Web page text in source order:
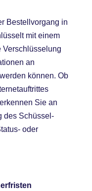
Bestellvorgang in
mit einem
Verschlüsselung
an
können. Ob
Sie an
des Schüssel-
oder